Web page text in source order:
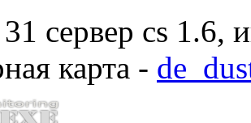
31 сервер cs 1.6,
карта -